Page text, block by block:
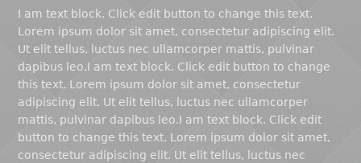
I am text block. Click edit button to change this text.
Lorem ipsum dolor sit amet, consectetur adipiscing elit.
Ut elit tellus, luctus nec ullamcorper mattis, pulvinar
dapibus leo.I am text block. Click edit button to change
this text. Lorem ipsum dolor sit amet, consectetur
adipiscing elit. Ut elit tellus, luctus nec ullamcorper
mattis, pulvinar dapibus leo.I am text block. Click edit
button to change this text. Lorem ipsum dolor sit amet,
consectetur adipiscing elit. Ut elit tellus, luctus nec